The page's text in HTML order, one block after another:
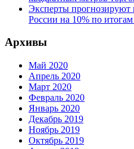
Эксперты прогнозируют
России на 10% по итогам
Архивы
Май 2020
Апрель 2020
Март 2020
Февраль 2020
Январь 2020
Декабрь 2019
Ноябрь 2019
Октябрь 2019